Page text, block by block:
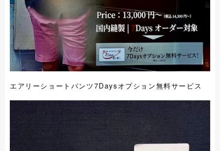
エアリーショートパンツ7Daysオプション無料サービス